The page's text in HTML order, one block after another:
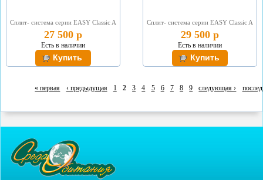
Сплит- система серии EASY Classic A
27 500 р
Есть в наличии
Сплит- система серии EASY Classic A
29 500 р
Есть в наличии
« первая ‹ предыдущая 1 2 3 4 5 6 7 8 9 следующая ›